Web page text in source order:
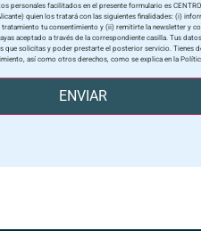
personales facilitados en el presente formulario es CENTRO
quien los tratará con las siguientes finalidades: (i)
tu consentimiento y (ii) remitirte la newsletter y
aceptado a través de la correspondiente casilla. Tus
solicitas y poder prestarte el posterior servicio. Tienes
así como otros derechos, como se explica en la
ENVIAR